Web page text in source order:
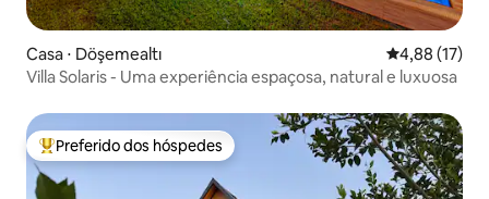
Casa ⋅ Döşemealtı 4,88 de uma
4,88 (17)
Villa Solaris - Uma experiência espaçosa, natural e luxuosa
Entre os melhores preferidos dos hóspedes
Preferido dos hóspedes